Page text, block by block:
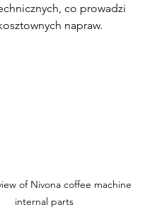
co prowadzi
napraw.
of Nivona coffee machine
internal parts